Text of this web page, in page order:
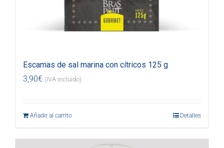
Escamas de sal marina con cítricos 125 g
3,90€ (IVA incluido)
Añadir al carrito Detalles